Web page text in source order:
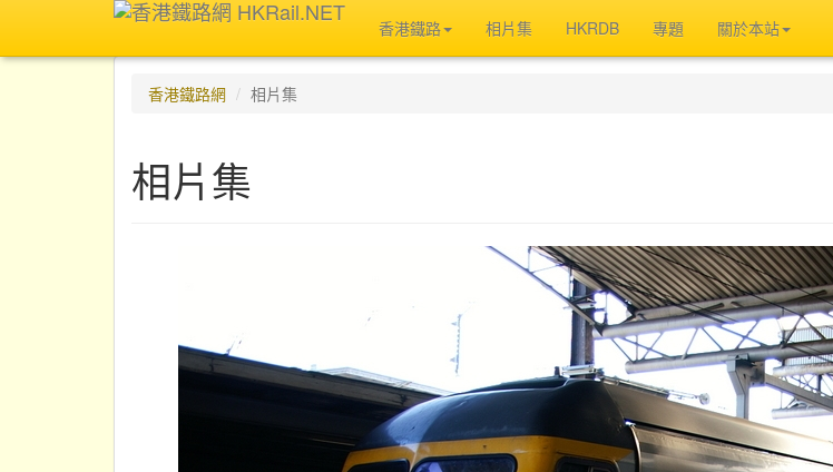
香港鐵路 相片集 HKRDB 專題 關於本站
香港鐵路網 相片集
相片集